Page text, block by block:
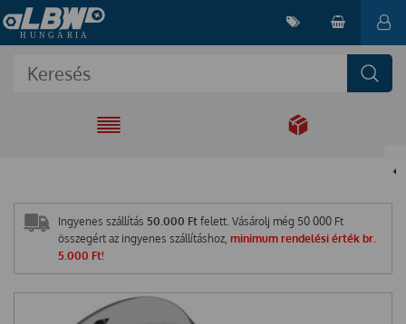
EGYÜTT A
Ingyenes szállítás 50.000 Ft felett. Vásárolj még 50 000 Ft
összegért az ingyenes szállításhoz, minimum rendelési érték br.
5.000 Ft!